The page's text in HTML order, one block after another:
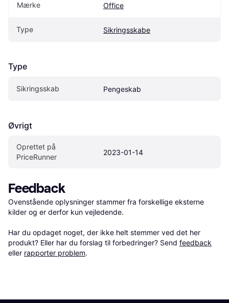
Mærke Office
Type Sikringsskabe
Type
Sikringsskab Pengeskab
Øvrigt
Oprettet på
PriceRunner
2023-01-14
Feedback
Ovenstående oplysninger stammer fra forskellige eksterne
kilder og er derfor kun vejledende.
Har du opdaget noget, der ikke helt stemmer ved det her
produkt? Eller har du forslag til forbedringer? Send feedback
eller rapporter problem.